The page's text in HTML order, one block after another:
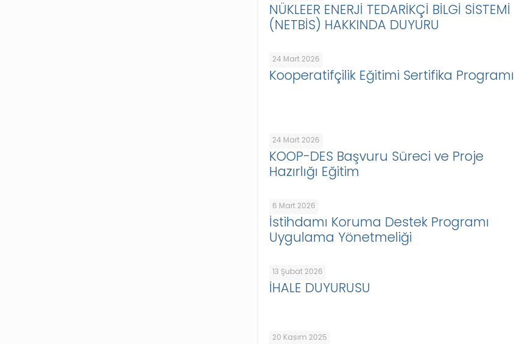
NÜKLEER ENERJİ TEDARİKÇİ BİLGİ SİSTEMİ
(NETBİS) HAKKINDA DUYURU
24 Mart 2026
Kooperatifçilik Eğitimi Sertifika Programı
24 Mart 2026
KOOP-DES Başvuru Süreci ve Proje
Hazırlığı Eğitim
6 Mart 2026
İstihdamı Koruma Destek Programı
Uygulama Yönetmeliği
13 Şubat 2026
İHALE DUYURUSU
20 Kasım 2025